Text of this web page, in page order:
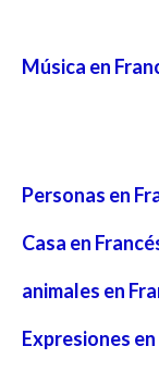
Música en
Personas en
Casa en
animales en
Expresiones